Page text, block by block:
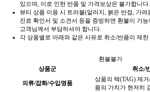
있으며, 이로 인한 반품 및 가격보상은 불가합니다.
뷰티 상품 이용 시 트러블(알러지, 붉은 반점, 가
진료 확인서 및 소견서 등을 증빙하면 환불이 가
고객님께서 부담하셔야 합니다.
각 상품별로 아래와 같은 사유로 취소/반품이 제한
환불불가
상품군
취소/
의류/잡화/수입명품
상품의 택(TAG) 제
품의 가치가 현저히